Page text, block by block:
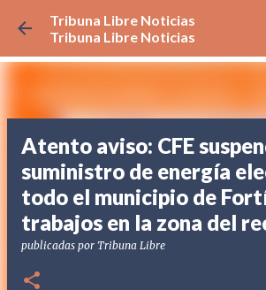
Ir al contenido principal
Tribuna Libre Noticias
Tribuna Libre Noticias
Atento aviso: CFE
suministro de energía
todo el municipio de
trabajos en la zona del
publicadas por Tribuna Libre